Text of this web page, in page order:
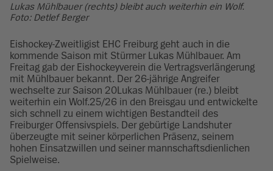
Lukas Mühlbauer (rechts) bleibt auch weiterhin ein Wolf.
Foto: Detlef Berger
Eishockey-Zweitligist EHC Freiburg geht auch in die
kommende Saison mit Stürmer Lukas Mühlbauer. Am
Freitag gab der Eishockeyverein die Vertragsverlängerung
mit Mühlbauer bekannt. Der 26-jährige Angreifer
wechselte zur Saison 20Lukas Mühlbauer (re.) bleibt
weiterhin ein Wolf.25/26 in den Breisgau und entwickelte
sich schnell zu einem wichtigen Bestandteil des
Freiburger Offensivspiels. Der gebürtige Landshuter
überzeugte mit seiner körperlichen Präsenz, seinem
hohen Einsatzwillen und seiner mannschaftsdienlichen
Spielweise.